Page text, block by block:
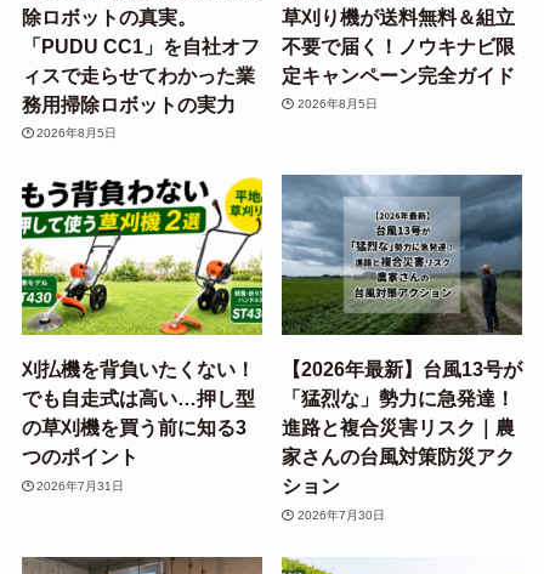
除ロボットの真実。
「PUDU CC1」を自社オフ
ィスで走らせてわかった業
務用掃除ロボットの実力
2026年8月5日
草刈り機が送料無料＆組立
不要で届く！ノウキナビ限
定キャンペーン完全ガイド
2026年8月5日
刈払機を背負いたくない！
でも自走式は高い…押し型
の草刈機を買う前に知る3
つのポイント
2026年7月31日
【2026年最新】台風13号が
「猛烈な」勢力に急発達！
進路と複合災害リスク｜農
家さんの台風対策防災アク
ション
2026年7月30日